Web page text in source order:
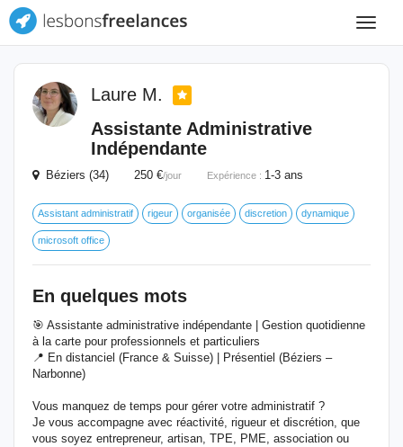
Toggle
Laure M.
Assistante Administrative
Indépendante
Béziers (34) 250 €/jour Expérience : 1-3 ans
Assistant administratif rigeur organisée discretion dynamique
microsoft office
En quelques mots
🎯 Assistante administrative indépendante | Gestion quotidienne
à la carte pour professionnels et particuliers
📍 En distanciel (France & Suisse) | Présentiel (Béziers –
Narbonne)
Vous manquez de temps pour gérer votre administratif ?
Je vous accompagne avec réactivité, rigueur et discrétion, que
vous soyez entrepreneur, artisan, TPE, PME, association ou